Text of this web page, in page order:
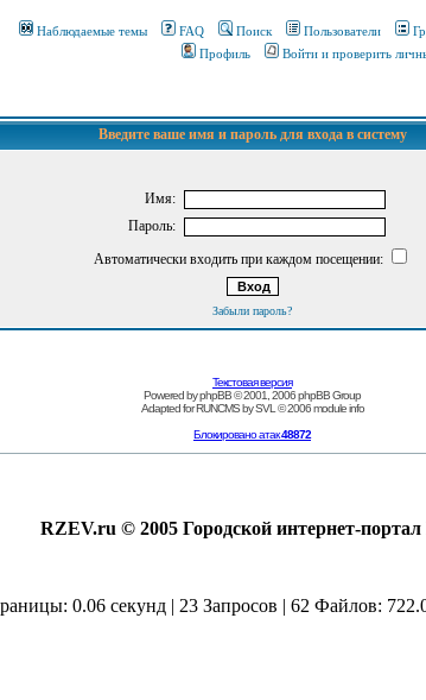
Наблюдаемые темы FAQ Поиск Пользователи
Профиль
Войти и проверить
Введите ваше имя и пароль для входа в систему
Имя:
Пароль:
Автоматически входить при каждом посещении:
Забыли пароль?
Текстовая версия
Powered byphpBB© 2001, 2006 phpBB Group
Adapted forRUNCMSbySVL © 2006module info
Блокировано атак48872
RZEV.ru © 2005 Городской интернет-
0.06 секунд | 23 Запросов | 62 Файлов: